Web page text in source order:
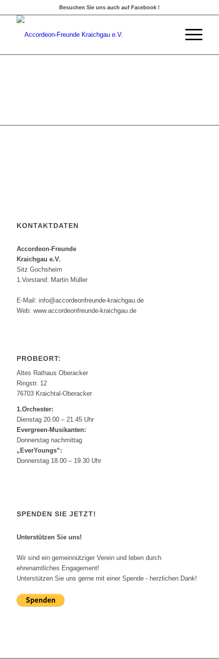
Besuchen Sie uns auch auf Facebook !
KONTAKTDATEN
Accordeon-Freunde
Kraichgau e.V.
Sitz Gochsheim
1.Vorstand: Martin Müller
E-Mail: info@accordeonfreunde-kraichgau.de
Web: www.accordeonfreunde-kraichgau.de
PROBEORT:
Altes Rathaus Oberacker
Ringstr. 12
76703 Kraichtal-Oberacker
1.Orchester:
Dienstag 20.00 – 21.45 Uhr
Evergreen-Musikanten:
Donnerstag nachmittag
„EverYoungs“:
Donnerstag 18.00 – 19.30 Uhr
SPENDEN SIE JETZT!
Unterstützen Sie uns!
Wir sind ein gemeinnütziger Verein und leben durch
ehrenamtliches Engagement!
Unterstützen Sie uns gerne mit einer Spende - herzlichen Dank!